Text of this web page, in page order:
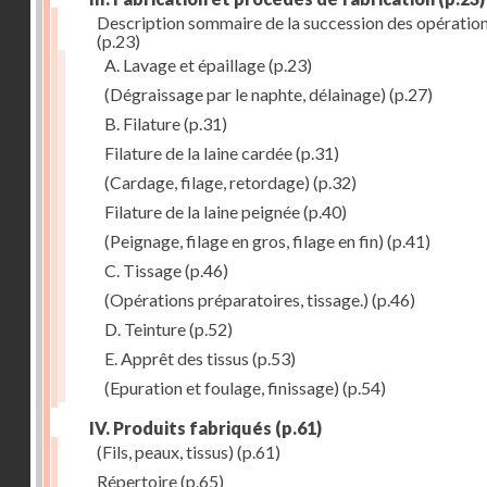
Description sommaire de la succession des
(p.23)
A. Lavage et épaillage(p.23)
(Dégraissage par le naphte, délainage) (p.27)
B. Filature(p.31)
Filature de la laine cardée(p.31)
(Cardage, filage, retordage) (p.32)
Filature de la laine peignée(p.40)
(Peignage, filage en gros, filage en fin) (p.41)
C. Tissage(p.46)
(Opérations préparatoires, tissage.) (p.46)
D. Teinture(p.52)
E. Apprêt des tissus (p.53)
(Epuration et foulage, finissage) (p.54)
IV. Produits fabriqués (p.61)
(Fils, peaux, tissus) (p.61)
Répertoire(p.65)